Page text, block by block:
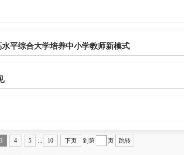
平综合大学培养中小学教师新模式
3 4 5 ... 10 下页 到第 页 跳转